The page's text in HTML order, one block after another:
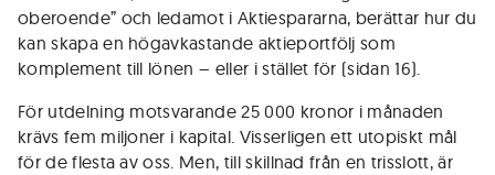
oberoende” och ledamot i Aktiespararna, berättar hur du
kan skapa en högavkastande aktieportfölj som
komplement till lönen – eller i stället för (sidan 16).
För utdelning motsvarande 25 000 kronor i månaden
krävs fem miljoner i kapital. Visserligen ett utopiskt mål
för de flesta av oss. Men, till skillnad från en trisslott, är